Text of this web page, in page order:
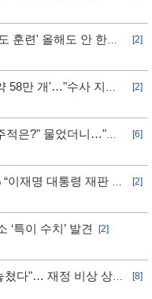
훈련' 올해도 안 한
[2]
58만 개'…"수사 지연"
[2]
적은?" 물었더니…"정
[6]
이재명 대통령 재판 재
[2]
‘특이 수치’ 발견
[2]
다"… 재정 비상 상황
[8]